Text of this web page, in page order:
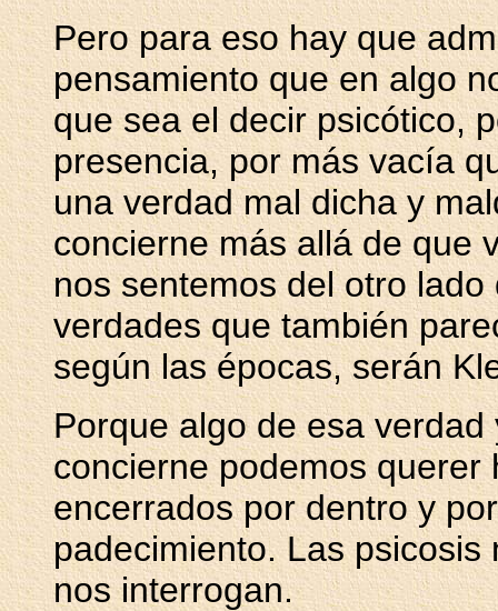
Pero para eso hay que
pensamiento que en algo
que sea el decir psicótico,
presencia, por más vacía
una verdad mal dicha y
concierne más allá de que
nos sentemos del otro
verdades que también
según las épocas, serán
Porque algo de esa
concierne podemos
encerrados por dentro y
padecimiento. Las
nos interrogan.